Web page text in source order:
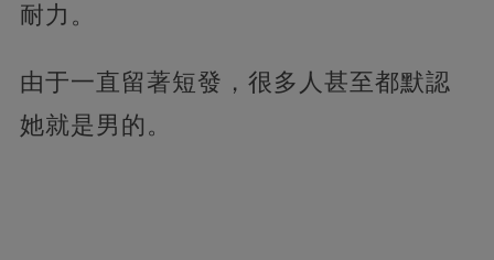
耐力。
由于一直留著短發，很多人甚至都默認
她就是男的。